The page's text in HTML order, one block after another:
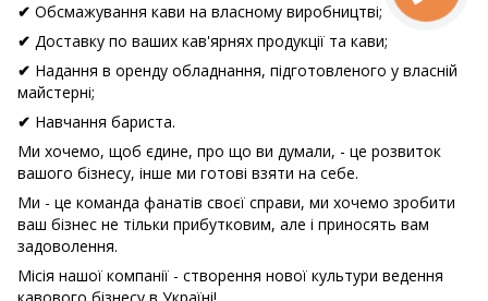
✔ Обсмажування кави на власному виробництві;
✔ Доставку по ваших кав'ярнях продукції та кави;
✔ Надання в оренду обладнання, підготовленого у власній
майстерні;
✔ Навчання бариста.
Ми хочемо, щоб єдине, про що ви думали, - це розвиток
вашого бізнесу, інше ми готові взяти на себе.
Ми - це команда фанатів своєї справи, ми хочемо зробити
ваш бізнес не тільки прибутковим, але і приносять вам
задоволення.
Місія нашої компанії - створення нової культури ведення